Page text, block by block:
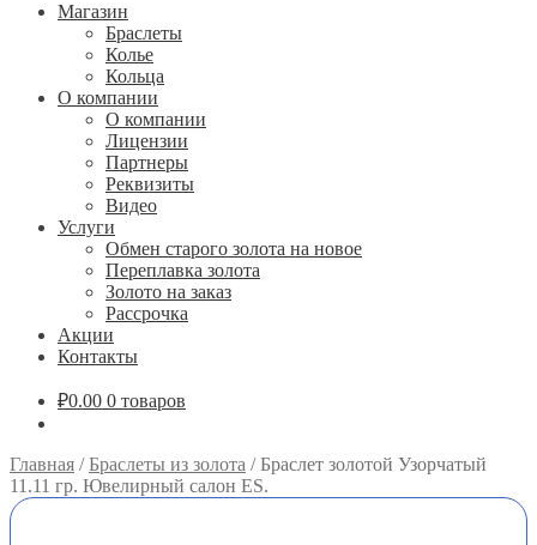
Магазин
Браслеты
Колье
Кольца
О компании
О компании
Лицензии
Партнеры
Реквизиты
Видео
Услуги
Обмен старого золота на новое
Переплавка золота
Золото на заказ
Рассрочка
Акции
Контакты
₽0.00 0 товаров
Главная /Браслеты из золота /Браслет золотой Узорчатый
11.11 гр. Ювелирный салон ES.